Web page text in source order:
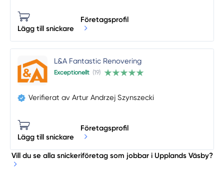
Lägg till snickare
Företagsprofil
L&A Fantastic Renovering
Exceptionellt (19)
Verifierat av Artur Andrzej Szynszecki
Lägg till snickare
Företagsprofil
Vill du se alla snickeriföretag som jobbar i Upplands Väsby?